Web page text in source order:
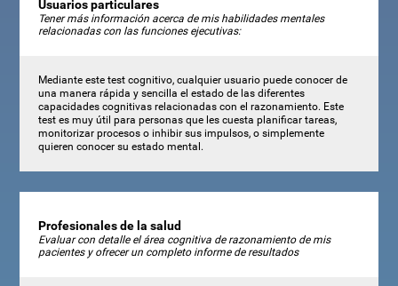
Usuarios particulares
Tener más información acerca de mis habilidades mentales
relacionadas con las funciones ejecutivas:
Mediante este test cognitivo, cualquier usuario puede conocer de
una manera rápida y sencilla el estado de las diferentes
capacidades cognitivas relacionadas con el razonamiento. Este
test es muy útil para personas que les cuesta planificar tareas,
monitorizar procesos o inhibir sus impulsos, o simplemente
quieren conocer su estado mental.
Profesionales de la salud
Evaluar con detalle el área cognitiva de razonamiento de mis
pacientes y ofrecer un completo informe de resultados